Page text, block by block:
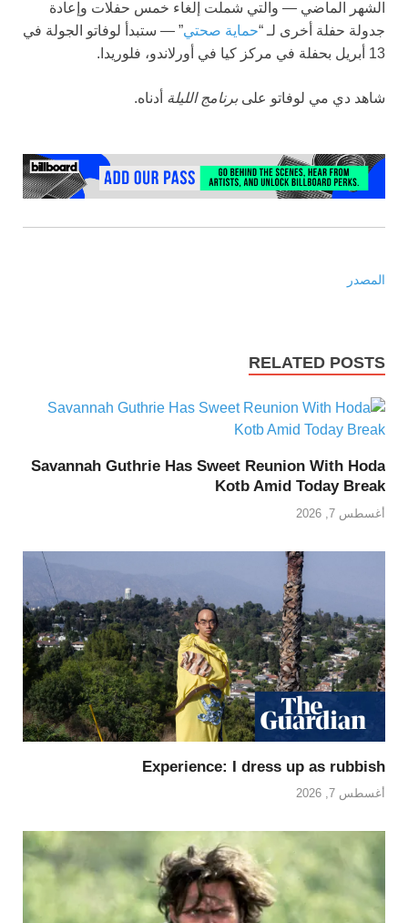
الشهر الماضي — والتي شملت إلغاء خمس حفلات وإعادة
جدولة حفلة أخرى لـ “حماية صحتي” — ستبدأ لوفاتو الجولة في
13 أبريل بحفلة في مركز كيا في أورلاندو، فلوريدا.
شاهد دي مي لوفاتو على برنامج الليلة أدناه.
المصدر
RELATED POSTS
Savannah Guthrie Has Sweet Reunion With Hoda
Kotb Amid Today Break
أغسطس 7, 2026
Experience: I dress up as rubbish
أغسطس 7, 2026